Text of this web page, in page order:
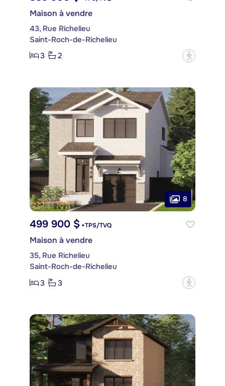
Maison à vendre
43, Rue Richelieu
Saint-Roch-de-Richelieu
3
2 ?
8
499 900 $ +TPS/TVQ
Maison à vendre
35, Rue Richelieu
Saint-Roch-de-Richelieu
3
3 ?